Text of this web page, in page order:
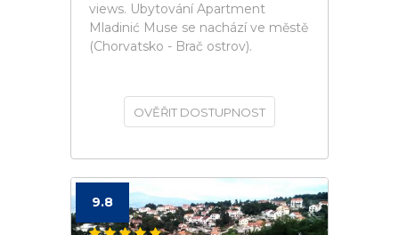
views. Ubytování Apartment
Mladinić Muse se nachází ve městě
(Chorvatsko - Brač ostrov).
OVĚŘIT DOSTUPNOST
9.8